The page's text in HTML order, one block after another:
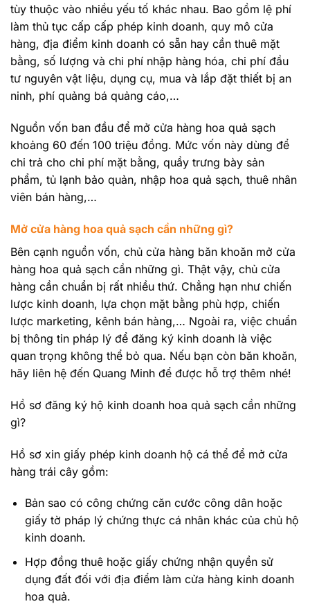
tùy thuộc vào nhiều yếu tố khác nhau. Bao gồm lệ phí
làm thủ tục cấp cấp phép kinh doanh, quy mô cửa
hàng, địa điểm kinh doanh có sẵn hay cần thuê mặt
bằng, số lượng và chi phí nhập hàng hóa, chi phí đầu
tư nguyên vật liệu, dụng cụ, mua và lắp đặt thiết bị an
ninh, phí quảng bá quảng cáo,…
Nguồn vốn ban đầu để mở cửa hàng hoa quả sạch
khoảng 60 đến 100 triệu đồng. Mức vốn này dùng để
chi trả cho chi phí mặt bằng, quầy trưng bày sản
phẩm, tủ lạnh bảo quản, nhập hoa quả sạch, thuê nhân
viên bán hàng,…
Mở cửa hàng hoa quả sạch cần những gì?
Bên cạnh nguồn vốn, chủ cửa hàng băn khoăn mở cửa
hàng hoa quả sạch cần những gì. Thật vậy, chủ cửa
hàng cần chuẩn bị rất nhiều thứ. Chẳng hạn như chiến
lược kinh doanh, lựa chọn mặt bằng phù hợp, chiến
lược marketing, kênh bán hàng,… Ngoài ra, việc chuẩn
bị thông tin pháp lý để đăng ký kinh doanh là việc
quan trọng không thể bỏ qua. Nếu bạn còn băn khoăn,
hãy liên hệ đến Quang Minh để được hỗ trợ thêm nhé!
Hồ sơ đăng ký hộ kinh doanh hoa quả sạch cần những
gì?
Hồ sơ xin giấy phép kinh doanh hộ cá thể để mở cửa
hàng trái cây gồm:
Bản sao có công chứng căn cước công dân hoặc
giấy tờ pháp lý chứng thực cá nhân khác của chủ hộ
kinh doanh.
Hợp đồng thuê hoặc giấy chứng nhận quyền sử
dụng đất đối với địa điểm làm cửa hàng kinh doanh
hoa quả.